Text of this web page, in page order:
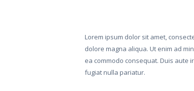
Lorem ipsum dolor sit amet,
dolore magna aliqua. Ut enim ad
ea commodo consequat. Duis aute
fugiat nulla pariatur.